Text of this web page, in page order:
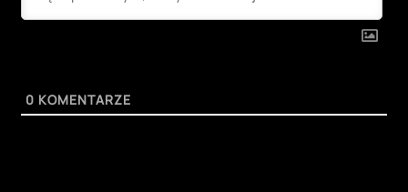
0 KOMENTARZE